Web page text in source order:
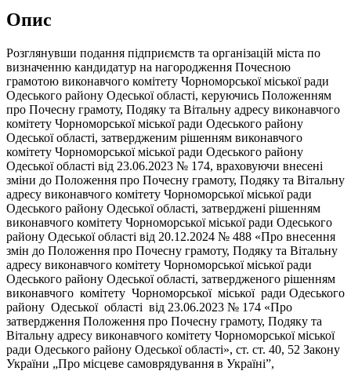
Опис
Розглянувши подання підприємств та організацій міста по
визначенню кандидатур на нагородження Почесною
грамотою виконавчого комітету Чорноморської міської ради
Одеського району Одеської області, керуючись Положенням
про Почесну грамоту, Подяку та Вітальну адресу виконавчого
комітету Чорноморської міської ради Одеського району
Одеської області, затвердженим рішенням виконавчого
комітету Чорноморської міської ради Одеського району
Одеської області від 23.06.2023 № 174, враховуючи внесені
зміни до Положення про Почесну грамоту, Подяку та Вітальну
адресу виконавчого комітету Чорноморської міської ради
Одеського району Одеської області, затверджені рішенням
виконавчого комітету Чорноморської міської ради Одеського
району Одеської області від 20.12.2024 № 488 «Про внесення
змін до Положення про Почесну грамоту, Подяку та Вітальну
адресу виконавчого комітету Чорноморської міської ради
Одеського району Одеської області, затвердженого рішенням
виконавчого комітету Чорноморської міської ради Одеського
району Одеської області від 23.06.2023 № 174 «Про
затвердження Положення про Почесну грамоту, Подяку та
Вітальну адресу виконавчого комітету Чорноморської міської
ради Одеського району Одеської області», ст. ст. 40, 52 Закону
України „Про місцеве самоврядування в Україні”,